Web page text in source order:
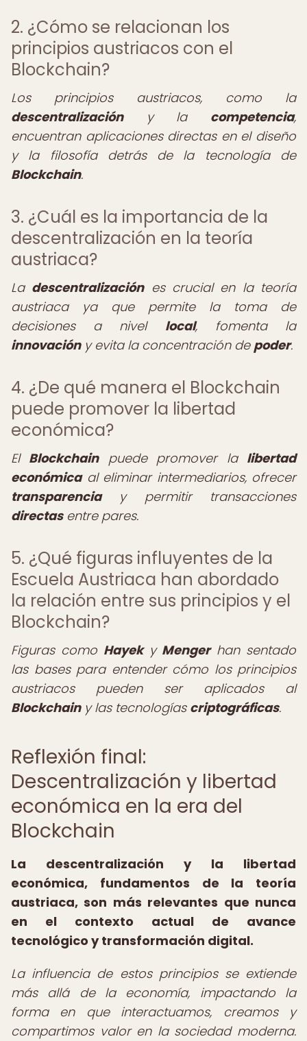
2. ¿Cómo se relacionan los
principios austriacos con el
Blockchain?
Los principios austriacos, como la
descentralizacióny la competencia,
encuentran aplicaciones directas en el diseño
y la filosofía detrás de la tecnología de
Blockchain.
3. ¿Cuál es la importancia de la
descentralización en la teoría
austriaca?
La descentralizaciónes crucial en la teoría
austriaca ya que permite la toma de
decisiones a nivel local, fomenta la
innovacióny evita la concentración de poder.
4. ¿De qué manera el Blockchain
puede promover la libertad
económica?
El Blockchainpuede promover la libertad
económicaal eliminar intermediarios, ofrecer
transparenciay permitir transacciones
directasentre pares.
5. ¿Qué figuras influyentes de la
Escuela Austriaca han abordado
la relación entre sus principios y el
Blockchain?
Figuras como Hayeky Mengerhan sentado
las bases para entender cómo los principios
austriacos pueden ser aplicados al
Blockchainy las tecnologías criptográficas.
Reflexión final:
Descentralización y libertad
económica en la era del
Blockchain
La descentralización y la libertad
económica, fundamentos de la teoría
austriaca, son más relevantes que nunca
en el contexto actual de avance
tecnológico y transformación digital.
La influencia de estos principios se extiende
más allá de la economía, impactando la
forma en que interactuamos, creamos y
compartimos valor en la sociedad moderna.